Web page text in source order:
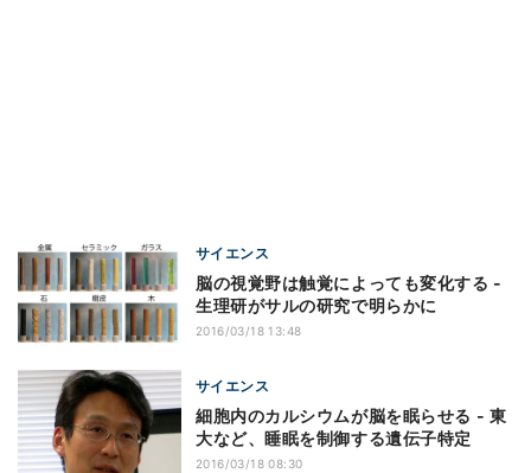
サイエンス
脳の視覚野は触覚によっても変化する -
生理研がサルの研究で明らかに
2016/03/18 13:48
サイエンス
細胞内のカルシウムが脳を眠らせる - 東
大など、睡眠を制御する遺伝子特定
2016/03/18 08:30